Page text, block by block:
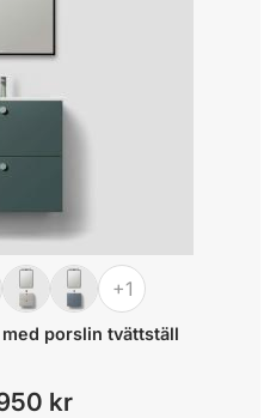
porslin tvättställ
+1
kr